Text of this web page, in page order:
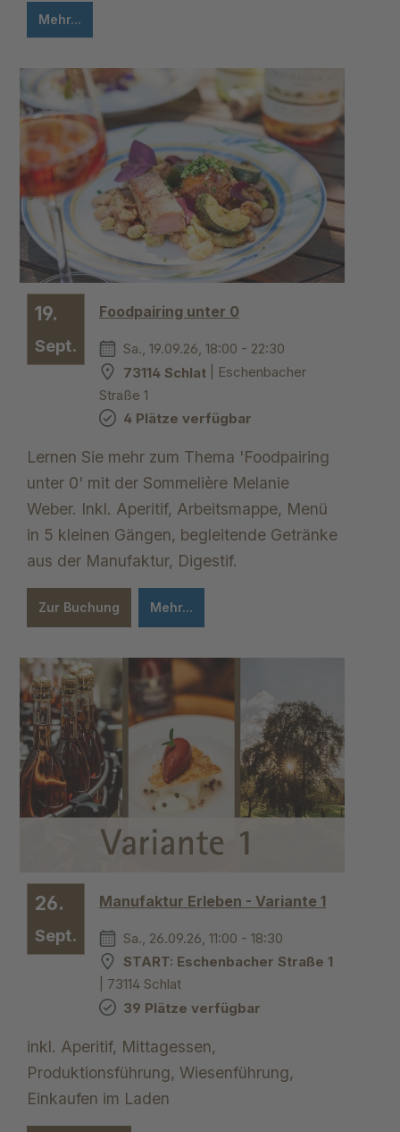
Mehr...
19.
Sept.
Foodpairing unter 0
Sa., 19.09.26, 18:00 - 22:30
73114 Schlat | Eschenbacher
Straße 1
4 Plätze verfügbar
Lernen Sie mehr zum Thema 'Foodpairing
unter 0' mit der Sommelière Melanie
Weber. Inkl. Aperitif, Arbeitsmappe, Menü
in 5 kleinen Gängen, begleitende Getränke
aus der Manufaktur, Digestif.
Zur Buchung Mehr...
26.
Sept.
Manufaktur Erleben - Variante 1
Sa., 26.09.26, 11:00 - 18:30
START: Eschenbacher Straße 1
| 73114 Schlat
39 Plätze verfügbar
inkl. Aperitif, Mittagessen,
Produktionsführung, Wiesenführung,
Einkaufen im Laden